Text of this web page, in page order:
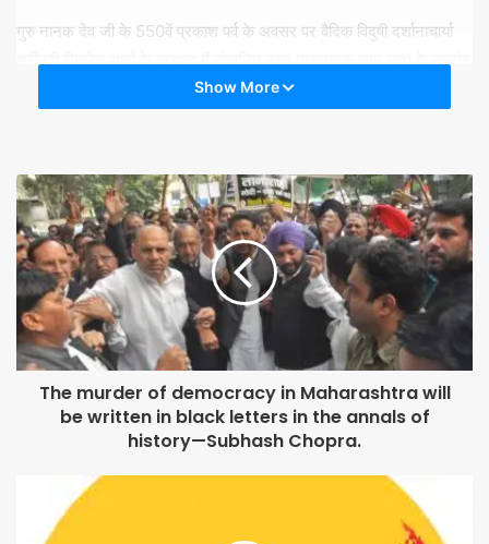
गुरु नानक देव जी के 550वें प्रकाश पर्व के अवसर पर वैदिक विदुषी दर्शानाचार्या
श्रीमती विमलेश आर्या के ब्रह्मत्व में संचालित हवन (गुरुनानक ज्ञान यज्ञ) के उपरांत
छत्तीसगढ़ से पधारे श्री बल्लभ मुनि जी के भजनों तथा अर्शदीप सिंह, जस्नूर कौर व
दक्ष नामक नन्हे-मुन्ने बच्चों की सुमधुर प्रस्तुति ने उपस्थित श्रद्धालुओं को मंत्रमुग्ध
श्री रोहिणी चन्द्र, श्री उमाकांत व श्री राधेश्याम आर्य, राष्ट्रीय स्वयं सेवक संघ
दिल्ली के श्री संजय सिकरिया, आर्यसमाज के संरक्षक श्री जगदीश गांधी, कोषाध्यक्ष
श्री वीरेंद्र सूद, गुरुद्वारा सिंह सभा के श्री गुरुप्रीत सिंह (हेप्पी), श्री साहिब सिंह
वर्मा, वेद प्रकाश शास्त्री, देवेन्द्र कालरा, श्रीमती आहूजा, अन्नू, राज सूद, चन्द्र
ज्योति, पार्वती, ओमबती के अतिरिक्त अनेक गणमान्य लोग उपस्थित थे।
Show More
The murder of democracy in Maharashtra will
be written in black letters in the annals of
history—Subhash Chopra.